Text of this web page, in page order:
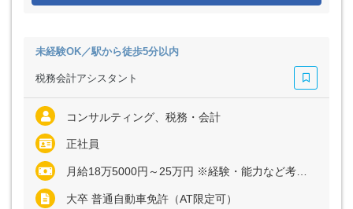
未経験OK／駅から徒歩5分以内
税務会計アシスタント
コンサルティング、税務・会計
正社員
月給18万5000円～25万円 ※経験・能力など考慮の上、決定いたします ※残業代は全額別途支給
大卒 普通自動車免許（AT限定可）